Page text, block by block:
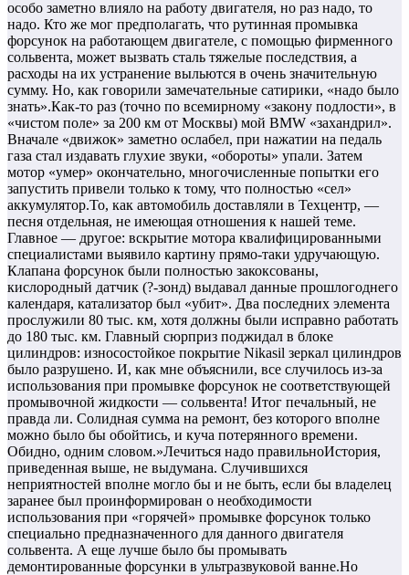
особо заметно влияло на работу двигателя, но раз надо, то
надо. Кто же мог предполагать, что рутинная промывка
форсунок на работающем двигателе, с помощью фирменного
сольвента, может вызвать сталь тяжелые последствия, а
расходы на их устранение выльются в очень значительную
сумму. Но, как говорили замечательные сатирики, «надо было
знать».Как-то раз (точно по всемирному «закону подлости», в
«чистом поле» за 200 км от Москвы) мой BMW «захандрил».
Вначале «движок» заметно ослабел, при нажатии на педаль
газа стал издавать глухие звуки, «обороты» упали. Затем
мотор «умер» окончательно, многочисленные попытки его
запустить привели только к тому, что полностью «сел»
аккумулятор.То, как автомобиль доставляли в Техцентр, —
песня отдельная, не имеющая отношения к нашей теме.
Главное — другое: вскрытие мотора квалифицированными
специалистами выявило картину прямо-таки удручающую.
Клапана форсунок были полностью закоксованы,
кислородный датчик (?-зонд) выдавал данные прошлогоднего
календаря, катализатор был «убит». Два последних элемента
прослужили 80 тыс. км, хотя должны были исправно работать
до 180 тыс. км. Главный сюрприз поджидал в блоке
цилиндров: износостойкое покрытие Nikasil зеркал цилиндров
было разрушено. И, как мне объяснили, все случилось из-за
использования при промывке форсунок не соответствующей
промывочной жидкости — сольвента! Итог печальный, не
правда ли. Солидная сумма на ремонт, без которого вполне
можно было бы обойтись, и куча потерянного времени.
Обидно, одним словом.»Лечиться надо правильноИстория,
приведенная выше, не выдумана. Случившихся
неприятностей вполне могло бы и не быть, если бы владелец
заранее был проинформирован о необходимости
использования при «горячей» промывке форсунок только
специально предназначенного для данного двигателя
сольвента. А еще лучше было бы промывать
демонтированные форсунки в ультразвуковой ванне.Но